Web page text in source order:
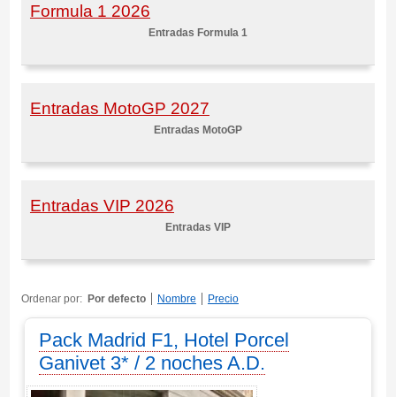
Formula 1 2026
Entradas Formula 1
Entradas MotoGP 2027
Entradas MotoGP
Entradas VIP 2026
Entradas VIP
Ordenar por: Por defecto Nombre Precio
Pack Madrid F1, Hotel Porcel
Ganivet 3* / 2 noches A.D.